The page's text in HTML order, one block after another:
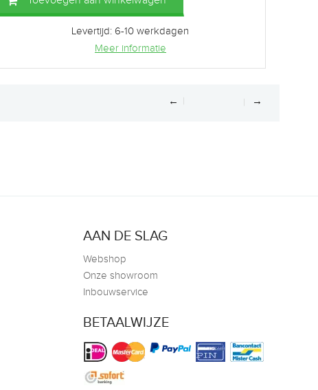
Levertijd: 6-10 werkdagen
Meer informatie
← →
AAN DE SLAG
Webshop
Onze showroom
Inbouwservice
BETAALWIJZE